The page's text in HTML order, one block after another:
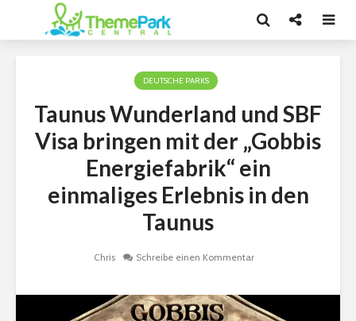
DEUTSCHE PARKS
Taunus Wunderland und SBF
Visa bringen mit der „Gobbis
Energiefabrik“ ein
einmaliges Erlebnis in den
Taunus
Chris Schreibe einen Kommentar